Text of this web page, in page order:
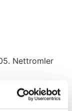
Nettromler